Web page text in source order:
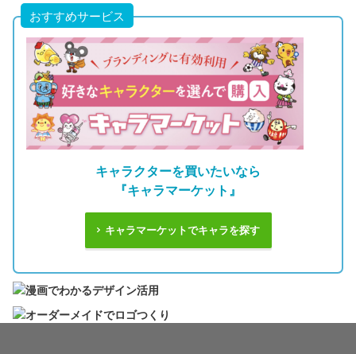
おすすめサービス
キャラクターを買いたいなら
『キャラマーケット』
キャラマーケットでキャラを探す